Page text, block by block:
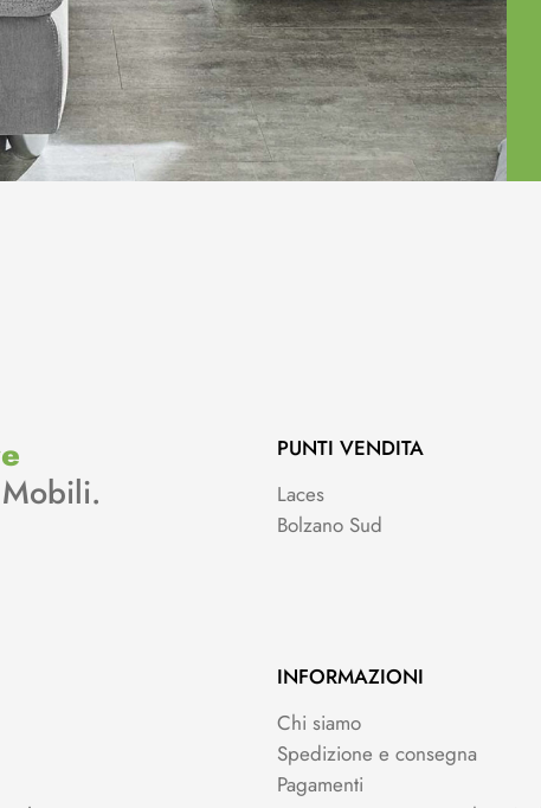
PUNTI VENDITA
Laces
Bolzano Sud
INFORMAZIONI
Chi siamo
Spedizione e consegna
Pagamenti